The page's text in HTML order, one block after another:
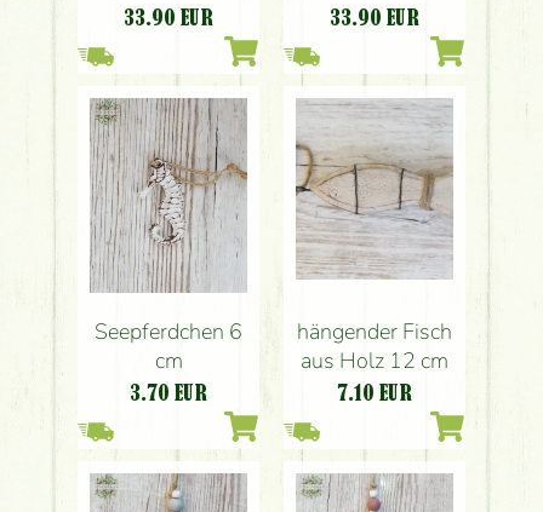
33.90 EUR 33.90 EUR
Seepferdchen 6
cm
3.70 EUR
hängender Fisch
aus Holz 12 cm
7.10 EUR